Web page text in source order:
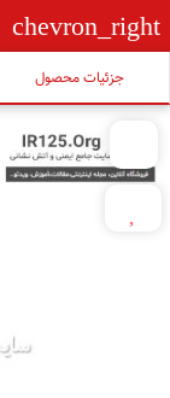
chevron_right
جزئیات محصول